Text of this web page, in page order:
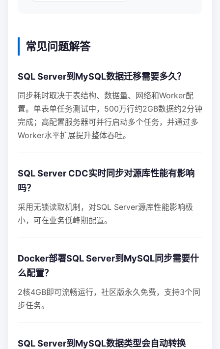
常见问题解答
SQL Server到MySQL数据迁移需要多久？
同步耗时取决于表结构、数据量、网络和Worker配
置。单表单任务测试中，500万行约2GB数据约2分钟
完成；高配置服务器可并行启动多个任务，并通过多
Worker水平扩展提升整体吞吐。
SQL Server CDC实时同步对源库性能有影响
吗？
采用无锁读取机制，对SQL Server源库性能影响极
小，可在业务低峰期配置。
Docker部署SQL Server到MySQL同步需要什
么配置？
2核4GB即可流畅运行，社区版永久免费，支持3个同
步任务。
SQL Server到MySQL数据类型会自动转换